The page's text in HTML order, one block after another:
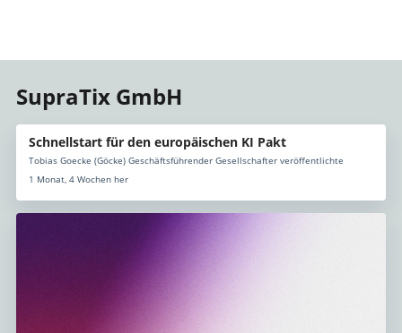
SupraTix GmbH
Schnellstart für den europäischen KI Pakt
Tobias Goecke (Göcke) Geschäftsführender Gesellschafter veröffentlichte
1 Monat, 4 Wochen her